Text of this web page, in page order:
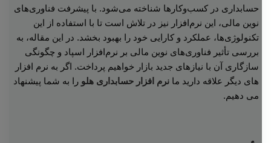
حسابداری در کسب‌وکارها شناخته می‌شود. با پیشرفت فناوری‌های
نوین مالی، این نرم‌افزار نیز در تلاش است تا با استفاده از این
تکنولوژی‌ها، عملکرد و کارایی خود را بهبود بخشد. در این مقاله، به
بررسی تأثیر فناوری‌های نوین مالی بر نرم‌افزار اسپاد و چگونگی
سازگاری آن با نیازهای جدید بازار خواهیم پرداخت. اگر به نرم افزار
های دیگر علاقه دارید ما نرم افزار حسابداری هلو را به شما پیشنهاد
می دهیم.